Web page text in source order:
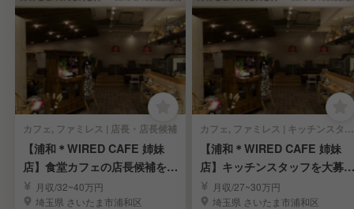
カフェ, ファミレス | 店長・店長候補
【浦和＊WIRED CAFE 姉妹
店】食堂カフェの店長候補を大
募集！
月収/32~40万円
埼玉県 さいたま市浦和区
カフェ, ファミレス | キッチンスタッフ
【浦和＊WIRED CAFE 姉妹
店】キッチンスタッフを大募
集！月収/27~30万円
埼玉県 さいたま市浦和区